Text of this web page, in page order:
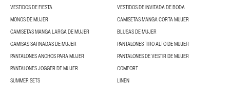
VESTIDOS DE FIESTA
VESTIDOS DE INVITADA DE BODA
MONOS DE MUJER
CAMISETAS MANGA CORTA MUJER
CAMISETAS MANGA LARGA DE MUJER
BLUSAS DE MUJER
CAMISAS SATINADAS DE MUJER
PANTALONES TIRO ALTO DE MUJER
PANTALONES ANCHOS PARA MUJER
PANTALONES DE VESTIR DE MUJER
PANTALONES JOGGER DE MUJER
COMFORT
SUMMER SETS
LINEN